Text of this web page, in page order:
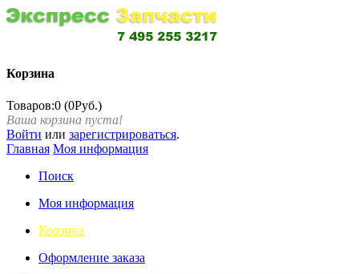
Корзина
Товаров:0 (0Руб.)
Ваша корзина пуста!
Войти или зарегистрироваться.
Главная Моя информация
Поиск
Моя информация
Корзина
Оформление заказа